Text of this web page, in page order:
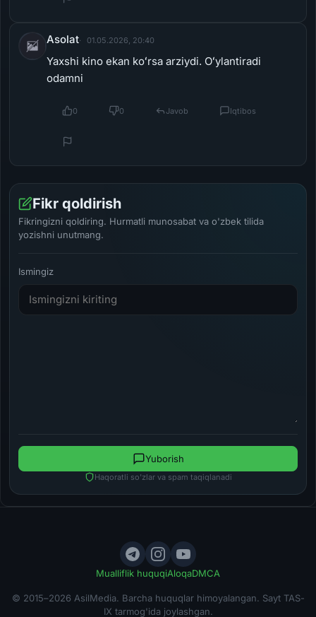
Asolat 01.05.2026, 20:40
Yaxshi kino ekan koʻrsa arziydi. Oʻylantiradi
odamni
0 0 Javob Iqtibos
Fikr qoldirish
Fikringizni qoldiring. Hurmatli munosabat va o'zbek tilida
yozishni unutmang.
Ismingiz
Haqoratli so'zlar va spam taqiqlanadi
Yuborish
Mualliflik huquqiAloqaDMCA
© 2015–2026 AsilMedia. Barcha huquqlar himoyalangan. Sayt TAS-
IX tarmog'ida joylashgan.